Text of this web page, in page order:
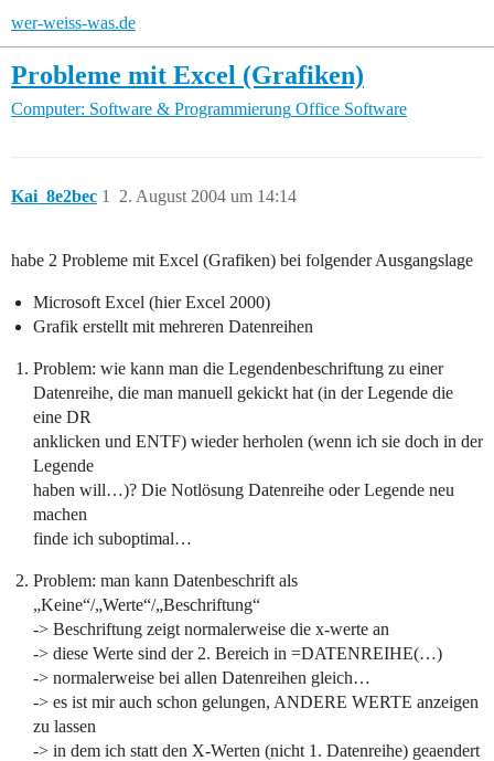
wer-weiss-was.de
Probleme mit Excel (Grafiken)
Computer: Software & Programmierung Office Software
Kai_8e2bec 2. August 2004 um 14:14
1
habe 2 Probleme mit Excel (Grafiken) bei folgender Ausgangslage
Microsoft Excel (hier Excel 2000)
Grafik erstellt mit mehreren Datenreihen
Problem: wie kann man die Legendenbeschriftung zu einer
Datenreihe, die man manuell gekickt hat (in der Legende die
eine DR
anklicken und ENTF) wieder herholen (wenn ich sie doch in der
Legende
haben will…)? Die Notlösung Datenreihe oder Legende neu
machen
finde ich suboptimal…
Problem: man kann Datenbeschrift als
„Keine“/„Werte“/„Beschriftung“
-> Beschriftung zeigt normalerweise die x-werte an
-> diese Werte sind der 2. Bereich in =DATENREIHE(…)
-> normalerweise bei allen Datenreihen gleich…
-> es ist mir auch schon gelungen, ANDERE WERTE anzeigen
zu lassen
-> in dem ich statt den X-Werten (nicht 1. Datenreihe) geaendert